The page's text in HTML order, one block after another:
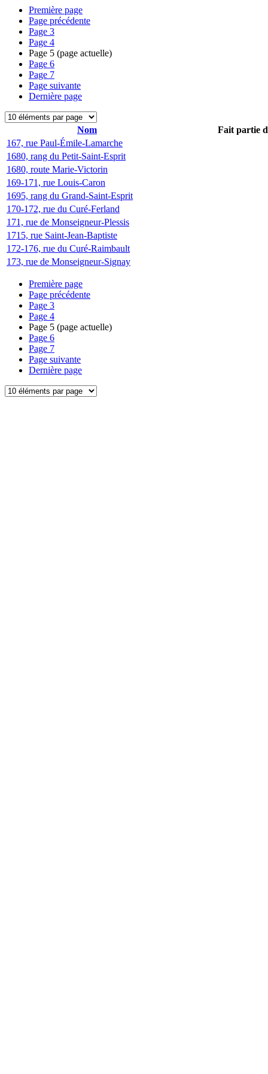
Première page
Page précédente
Page 3
Page 4
Page 5 (page actuelle)
Page 6
Page 7
Page suivante
Dernière page
Nom
Fait partie
167, rue Paul-Émile-Lamarche
1680, rang du Petit-Saint-Esprit
1680, route Marie-Victorin
169-171, rue Louis-Caron
1695, rang du Grand-Saint-Esprit
170-172, rue du Curé-Ferland
171, rue de Monseigneur-Plessis
1715, rue Saint-Jean-Baptiste
172-176, rue du Curé-Raimbault
173, rue de Monseigneur-Signay
Première page
Page précédente
Page 3
Page 4
Page 5 (page actuelle)
Page 6
Page 7
Page suivante
Dernière page